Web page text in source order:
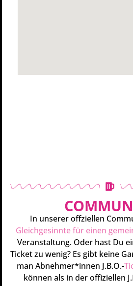
In unserer offziellen
Gleichgesinnte für einen
Veranstaltung. Oder hast Du
Ticket zu wenig? Es gibt keine
man Abnehmer*innen J.B.O.-
können als in der offiziellen